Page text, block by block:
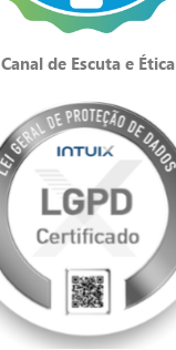
Canal de Escuta e Ética